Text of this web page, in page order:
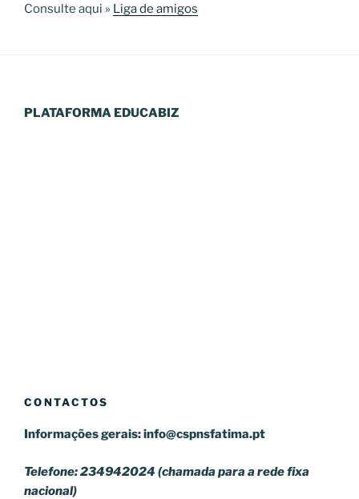
Consulte aqui » Liga de amigos
PLATAFORMA EDUCABIZ
CONTACTOS
Informações gerais:info@cspnsfatima.pt
Telefone: 234942024 (chamada para a rede fixa
nacional)